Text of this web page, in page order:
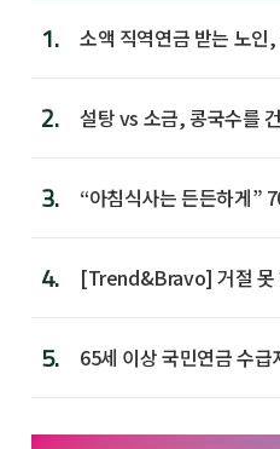
1.
소액 직역연금 받는 노인
2. 설탕 vs 소금, 콩국수를
3.
“아침식사는 든든하게”
4.
[Trend&Bravo] 거절 못
5. 65세 이상 국민연금 수급